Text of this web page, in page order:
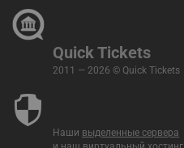
Quick Tickets
2011 — 2026 © Quick Tickets
Наши выделенные сервера